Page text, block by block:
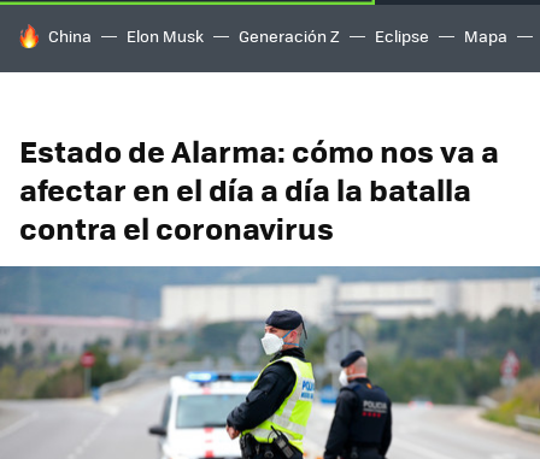
HOY SE HABLA DE
China Elon Musk Generación Z Eclipse Mapa
Estado de Alarma: cómo nos va a
afectar en el día a día la batalla
contra el coronavirus